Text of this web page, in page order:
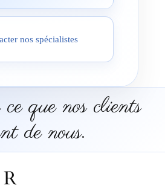
nos spécialistes
que nos clients
de nous.